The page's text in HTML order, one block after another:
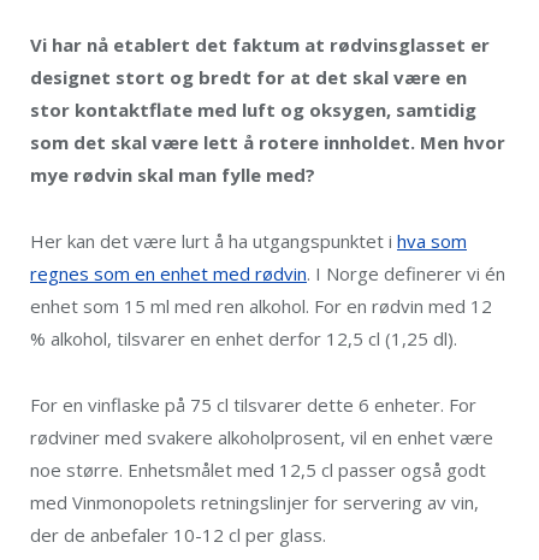
Vi har nå etablert det faktum at rødvinsglasset er
designet stort og bredt for at det skal være en
stor kontaktflate med luft og oksygen, samtidig
som det skal være lett å rotere innholdet. Men hvor
mye rødvin skal man fylle med?
Her kan det være lurt å ha utgangspunktet i hva som
regnes som en enhet med rødvin. I Norge definerer vi én
enhet som 15 ml med ren alkohol. For en rødvin med 12
% alkohol, tilsvarer en enhet derfor 12,5 cl (1,25 dl).
For en vinflaske på 75 cl tilsvarer dette 6 enheter. For
rødviner med svakere alkoholprosent, vil en enhet være
noe større. Enhetsmålet med 12,5 cl passer også godt
med Vinmonopolets retningslinjer for servering av vin,
der de anbefaler 10-12 cl per glass.